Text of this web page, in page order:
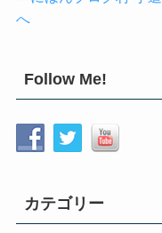
Follow Me!
カテゴリー